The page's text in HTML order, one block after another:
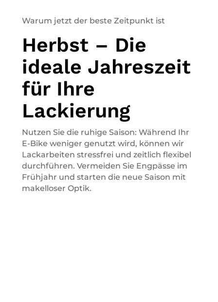
Warum jetzt der beste Zeitpunkt ist
Herbst – Die
ideale Jahreszeit
für Ihre
Lackierung
Nutzen Sie die ruhige Saison: Während Ihr
E-Bike weniger genutzt wird, können wir
Lackarbeiten stressfrei und zeitlich flexibel
durchführen. Vermeiden Sie Engpässe im
Frühjahr und starten die neue Saison mit
makelloser Optik.